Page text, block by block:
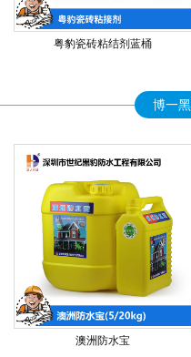
粤豹瓷砖粘结剂蓝桶
博一
澳洲防水宝